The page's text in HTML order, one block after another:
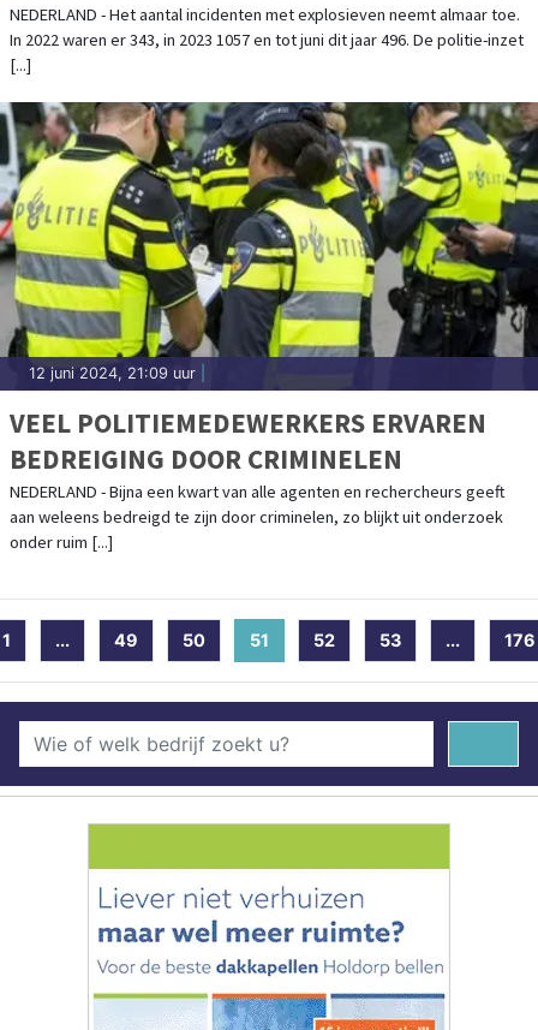
NEDERLAND - Het aantal incidenten met explosieven neemt almaar toe.
In 2022 waren er 343, in 2023 1057 en tot juni dit jaar 496. De politie-inzet
[...]
12 juni 2024, 21:09 uur
VEEL POLITIEMEDEWERKERS ERVAREN
BEDREIGING DOOR CRIMINELEN
NEDERLAND - Bijna een kwart van alle agenten en rechercheurs geeft
aan weleens bedreigd te zijn door criminelen, zo blijkt uit onderzoek
onder ruim [...]
1 ... 49 50 51 (current)
52 53 ... 176